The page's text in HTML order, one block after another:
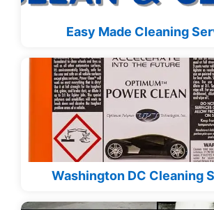
Easy Made Cleaning
Washington DC Cleaning